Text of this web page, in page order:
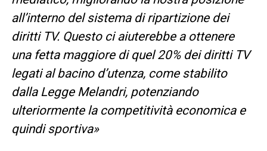
all’interno del sistema di ripartizione dei
diritti TV. Questo ci aiuterebbe a ottenere
una fetta maggiore di quel 20% dei diritti TV
legati al bacino d’utenza, come stabilito
dalla Legge Melandri, potenziando
ulteriormente la competitività economica e
quindi sportiva»